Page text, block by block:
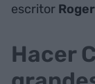
escritor
Hacer